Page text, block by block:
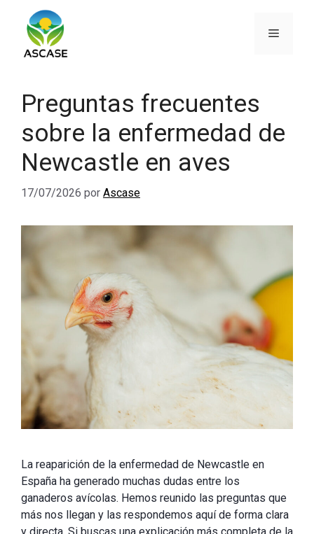
contenido
Menú
Preguntas frecuentes
sobre la enfermedad de
Newcastle en aves
17/07/2026 por Ascase
La reaparición de la enfermedad de Newcastle en
España ha generado muchas dudas entre los
ganaderos avícolas. Hemos reunido las preguntas que
más nos llegan y las respondemos aquí de forma clara